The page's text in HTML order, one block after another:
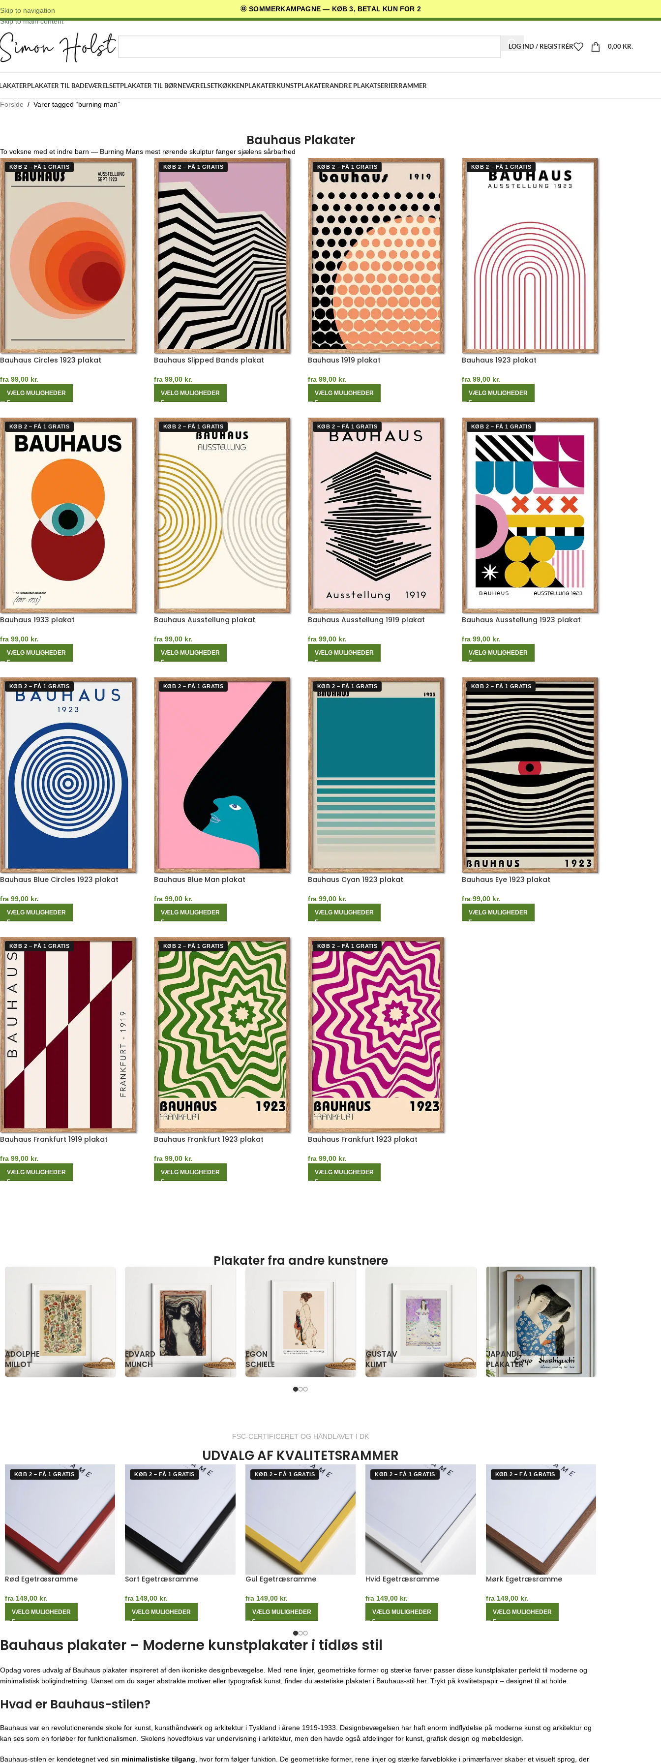
🌞 SOMMERKAMPAGNE — KØB 3, BETAL KUN FOR 2
Skip to navigation
Skip to main content
ORIGINALE DESIGNS ✓ 3-5 DAGES LEVERING ✓ 30 DAGES RETURRET ★ 4,5/5 PÅ TRUSTPILOT
LOG IND / REGISTRÉR 0,00 KR.
PLAKATER TIL BADEVÆRELSETPLAKATER TIL BØRNEVÆRELSETKØKKENPLAKATERKUNSTPLAKATERANDRE PLAKATSERIERRAMMER
Forside / Varer tagged “burning man”
Bauhaus Plakater
To voksne med et indre barn — Burning Mans mest rørende skulptur fanger sjælens sårbarhed
KØB 2 – FÅ 1 GRATIS
Bauhaus Circles 1923 plakat
fra 99,00 kr.
VÆLG MULIGHEDER
KØB 2 – FÅ 1 GRATIS
Bauhaus Slipped Bands plakat
fra 99,00 kr.
VÆLG MULIGHEDER
KØB 2 – FÅ 1 GRATIS
Bauhaus 1919 plakat
fra 99,00 kr.
VÆLG MULIGHEDER
KØB 2 – FÅ 1 GRATIS
Bauhaus 1923 plakat
fra 99,00 kr.
VÆLG MULIGHEDER
KØB 2 – FÅ 1 GRATIS
Bauhaus 1933 plakat
fra 99,00 kr.
VÆLG MULIGHEDER
KØB 2 – FÅ 1 GRATIS
Bauhaus Ausstellung plakat
fra 99,00 kr.
VÆLG MULIGHEDER
KØB 2 – FÅ 1 GRATIS
Bauhaus Ausstellung 1919 plakat
fra 99,00 kr.
VÆLG MULIGHEDER
KØB 2 – FÅ 1 GRATIS
Bauhaus Ausstellung 1923 plakat
fra 99,00 kr.
VÆLG MULIGHEDER
KØB 2 – FÅ 1 GRATIS
Bauhaus Blue Circles 1923 plakat
fra 99,00 kr.
VÆLG MULIGHEDER
KØB 2 – FÅ 1 GRATIS
Bauhaus Blue Man plakat
fra 99,00 kr.
VÆLG MULIGHEDER
KØB 2 – FÅ 1 GRATIS
Bauhaus Cyan 1923 plakat
fra 99,00 kr.
VÆLG MULIGHEDER
KØB 2 – FÅ 1 GRATIS
Bauhaus Eye 1923 plakat
fra 99,00 kr.
VÆLG MULIGHEDER
KØB 2 – FÅ 1 GRATIS
Bauhaus Frankfurt 1919 plakat
fra 99,00 kr.
VÆLG MULIGHEDER
KØB 2 – FÅ 1 GRATIS
Bauhaus Frankfurt 1923 plakat
fra 99,00 kr.
VÆLG MULIGHEDER
KØB 2 – FÅ 1 GRATIS
Bauhaus Frankfurt 1923 plakat
fra 99,00 kr.
VÆLG MULIGHEDER
Plakater fra andre kunstnere
KATSUSHIKA
HOKUSAI
OGAWA
KAZUMASA
PAUL
KLEE
PS
KRØYER
RETRO
PLAKATER
FSC-CERTIFICERET OG HÅNDLAVET I DK
UDVALG AF KVALITETSRAMMER
KØB 2 – FÅ 1 GRATIS
Egetræsramme
fra 149,00 kr.
VÆLG MULIGHEDER
KØB 2 – FÅ 1 GRATIS
Rosa Egetræsramme
fra149,00 kr.
VÆLG MULIGHEDER
KØB 2 – FÅ 1 GRATIS
Måneblå Egetræsramme
fra 149,00 kr.
VÆLG MULIGHEDER
KØB 2 – FÅ 1 GRATIS
Orange Egetræsramme
fra149,00 kr.
VÆLG MULIGHEDER
KØB 2 – FÅ 1 GRATIS
Grøn Egetræsramme
fra 149,00 kr.
VÆLG MULIGHEDER
Bauhaus plakater – Moderne kunstplakater i tidløs stil
Opdag vores udvalg af Bauhaus plakater inspireret af den ikoniske designbevægelse. Med rene linjer, geometriske former og stærke farver passer disse kunstplakater perfekt til moderne og
minimalistisk boligindretning. Uanset om du søger abstrakte motiver eller typografisk kunst, finder du æstetiske plakater i Bauhaus-stil her. Trykt på kvalitetspapir – designet til at holde.
Hvad er Bauhaus-stilen?
Bauhaus var en revolutionerende skole for kunst, kunsthåndværk og arkitektur i Tyskland i årene 1919-1933. Designbevægelsen har haft enorm indflydelse på moderne kunst og arkitektur og
kan ses som en forløber for funktionalismen. Skolens hovedfokus var undervisning i arkitektur, men den havde også afdelinger for kunst, grafisk design og møbeldesign.
Bauhaus-stilen er kendetegnet ved sin minimalistiske tilgang, hvor form følger funktion. De geometriske former, rene linjer og stærke farveblokke i primærfarver skaber et visuelt sprog, der